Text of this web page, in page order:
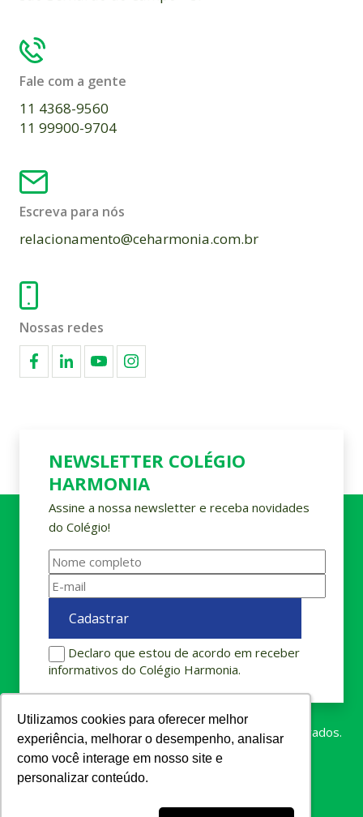
Utilizamos cookies para oferecer melhor
experiência, melhorar o desempenho, analisar
como você interage em nosso site e
personalizar conteúdo.
Utilizamos cookies para oferecer melhor
experiência, melhorar o desempenho, analisar
como você interage em nosso site e
personalizar conteúdo.
Fale com a gente
11 4368-9560
11 99900-9704
Escreva para nós
relacionamento@ceharmonia.com.br
Nossas redes
NEWSLETTER COLÉGIO
HARMONIA
Assine a nossa newsletter e receba novidades
do Colégio!
Declaro que estou de acordo em receber
informativos do Colégio Harmonia.
Colégio Harmonia © 2023. Todos os direitos reservados.